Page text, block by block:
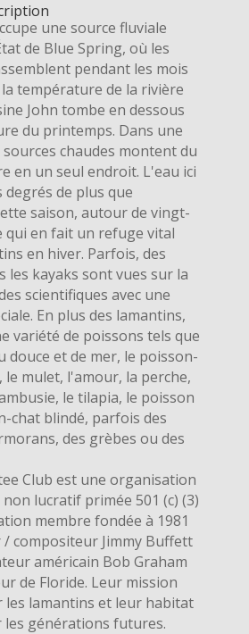
une source fluviale
de Blue Spring, où les
pendant les mois
température de la rivière
John tombe en dessous
du printemps. Dans une
chaudes montent du
en un seul endroit. L'eau ici
degrés de plus que
saison, autour de vingt-
qui en fait un refuge vital
en hiver. Parfois, des
les kayaks sont vues sur la
scientifiques avec une
En plus des lamantins,
variété de poissons tels que
douce et de mer, le poisson-
mulet, l'amour, la perche,
le tilapia, le poisson
chat blindé, parfois des
des grèbes ou des
Club est une organisation
lucratif primée 501 (c) (3)
membre fondée à 1981
compositeur Jimmy Buffett
américain Bob Graham
de Floride. Leur mission
les lamantins et leur habitat
générations futures.